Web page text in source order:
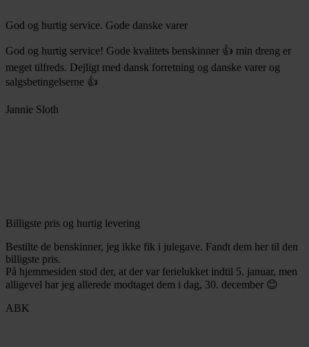
God og hurtig service. Gode danske varer
God og hurtig service! Gode kvalitets benskinner 👍 min dreng er
meget tilfreds. Dejligt med dansk forretning og danske varer og
salgsbetingelserne 👍
Jannie Sloth
Billigste pris og hurtig levering
Bestilte de benskinner, jeg ikke fik i julegave. Fandt dem her til den
billigste pris.
På hjemmesiden stod der, at der var ferielukket indtil 5. januar, men
alligevel har jeg allerede modtaget dem i dag, 30. december 😊
ABK